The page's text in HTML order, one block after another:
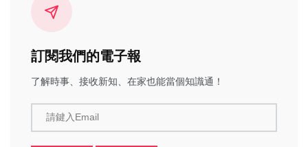
訂閱我們的電子報
了解時事、接收新知、在家也能當個知識通！
請鍵入Email